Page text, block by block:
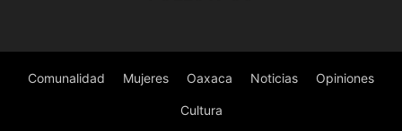
Comunalidad Mujeres Oaxaca Noticias Opiniones
Cultura